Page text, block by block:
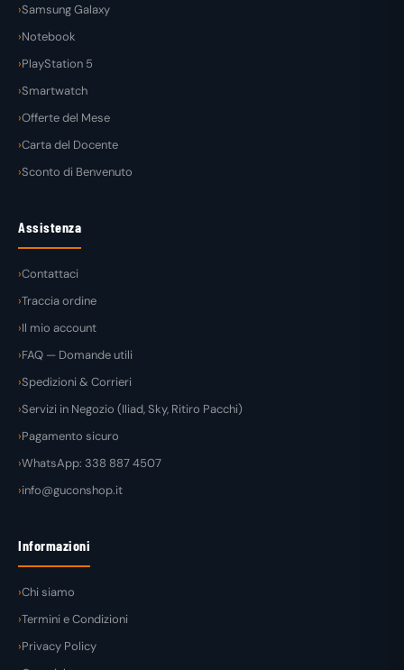
Samsung Galaxy
Notebook
PlayStation 5
Smartwatch
Offerte del Mese
Carta del Docente
Sconto di Benvenuto
Assistenza
Contattaci
Traccia ordine
Il mio account
FAQ — Domande utili
Spedizioni & Corrieri
Servizi in Negozio (Iliad, Sky, Ritiro Pacchi)
Pagamento sicuro
WhatsApp: 338 887 4507
info@guconshop.it
Informazioni
Chi siamo
Termini e Condizioni
Privacy Policy